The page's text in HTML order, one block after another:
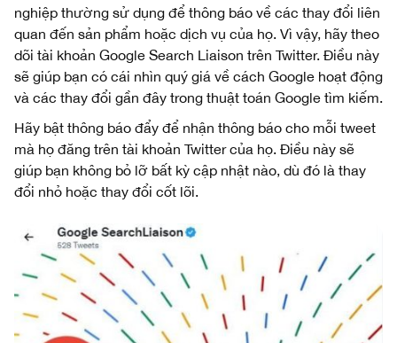
nghiệp thường sử dụng để thông báo về các thay đổi liên
quan đến sản phẩm hoặc dịch vụ của họ. Vì vậy, hãy theo
dõi tài khoản Google Search Liaison trên Twitter. Điều này
sẽ giúp bạn có cái nhìn quý giá về cách Google hoạt động
và các thay đổi gần đây trong thuật toán Google tìm kiếm.
Hãy bật thông báo đẩy để nhận thông báo cho mỗi tweet
mà họ đăng trên tài khoản Twitter của họ. Điều này sẽ
giúp bạn không bỏ lỡ bất kỳ cập nhật nào, dù đó là thay
đổi nhỏ hoặc thay đổi cốt lõi.